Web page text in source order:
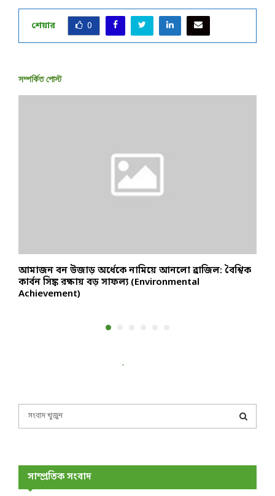
শেয়ার 0
সম্পর্কিত পোস্ট
আমাজন বন উজাড় অর্ধেকে নামিয়ে আনলো ব্রাজিল: বৈশ্বিক
কার্বন সিঙ্ক রক্ষায় বড় সাফল্য (Environmental
Achievement)
f
E
A
সাম্প্রতিক সংবাদ